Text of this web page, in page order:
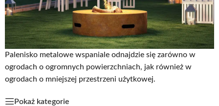
Palenisko metalowe wspaniale odnajdzie się zarówno w
ogrodach o ogromnych powierzchniach, jak również w
ogrodach o mniejszej przestrzeni użytkowej.
Pokaż kategorie